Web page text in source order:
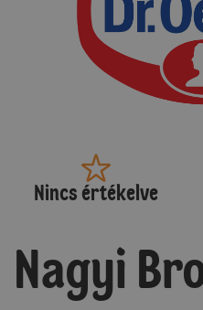
Nincs értékelve
Nagyi